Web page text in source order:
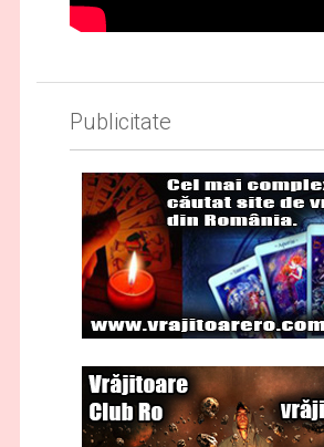
Publicitate